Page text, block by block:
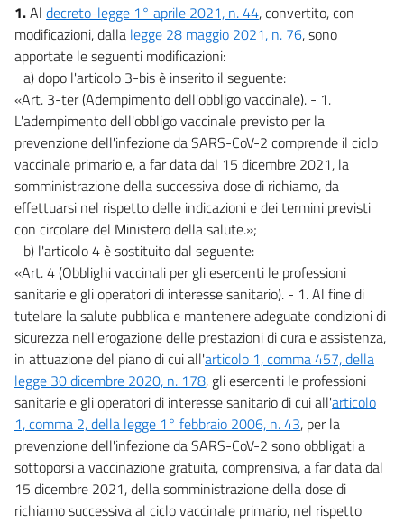
1.Al decreto-legge 1° aprile 2021, n. 44, convertito, con
modificazioni, dalla legge 28 maggio 2021, n. 76, sono
apportate le seguenti modificazioni:
a) dopo l'articolo 3-bis è inserito il seguente:
«Art. 3-ter (Adempimento dell'obbligo vaccinale). - 1.
L'adempimento dell'obbligo vaccinale previsto per la
prevenzione dell'infezione da SARS-CoV-2 comprende il ciclo
vaccinale primario e, a far data dal 15 dicembre 2021, la
somministrazione della successiva dose di richiamo, da
effettuarsi nel rispetto delle indicazioni e dei termini previsti
con circolare del Ministero della salute.»;
b) l'articolo 4 è sostituito dal seguente:
«Art. 4 (Obblighi vaccinali per gli esercenti le professioni
sanitarie e gli operatori di interesse sanitario). - 1. Al fine di
tutelare la salute pubblica e mantenere adeguate condizioni di
sicurezza nell'erogazione delle prestazioni di cura e assistenza,
in attuazione del piano di cui all'articolo 1, comma 457, della
legge 30 dicembre 2020, n. 178, gli esercenti le professioni
sanitarie e gli operatori di interesse sanitario di cui all'articolo
1, comma 2, della legge 1° febbraio 2006, n. 43, per la
prevenzione dell'infezione da SARS-CoV-2 sono obbligati a
sottoporsi a vaccinazione gratuita, comprensiva, a far data dal
15 dicembre 2021, della somministrazione della dose di
richiamo successiva al ciclo vaccinale primario, nel rispetto